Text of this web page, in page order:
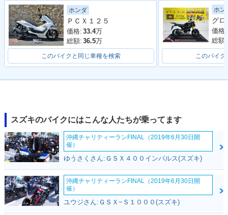
2020年 GSX-R125
ABS・マイナーチェ
ンジ
2019年 GSX-R125
ABS・カラーチェン
ジ
2018年 GSX-R125
ABS・新登場
ホンダ
ＰＣＸ１２５
価格: 33.4万
総額: 36.5万
このバイクと同じ車種を検索
ホン
価格:
総額:
このバイク
スズキのバイクにはこんな人たちが乗ってます
沖縄チャリティーランFINAL（2019年6月30日開
催）
ゆうさくさん:ＧＳＸ４００インパルス(スズキ)
沖縄チャリティーランFINAL（2019年6月30日開
催）
ユウジさん:ＧＳＸ−Ｓ１０００(スズキ)